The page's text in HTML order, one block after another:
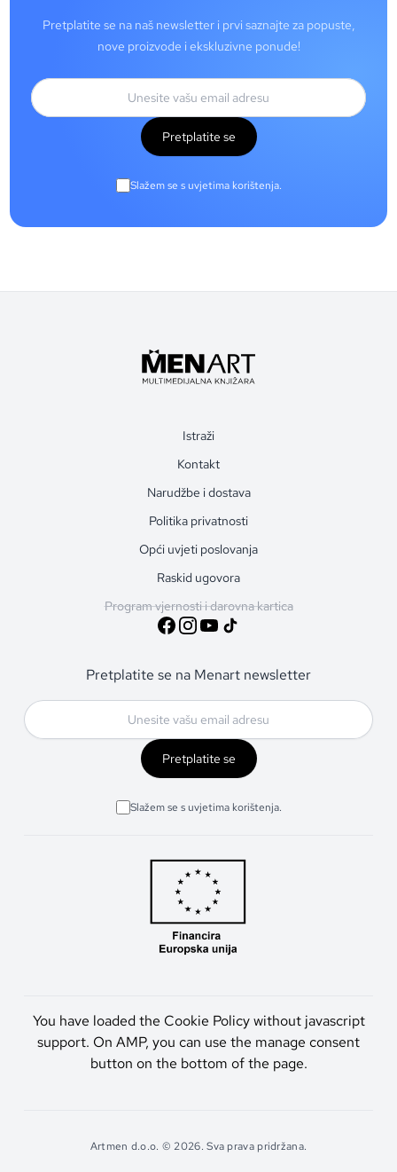
Pretplatite se na naš newsletter i prvi saznajte za popuste,
nove proizvode i ekskluzivne ponude!
Pretplatite se
Slažem se s uvjetima korištenja.
Istraži
Kontakt
Narudžbe i dostava
Politika privatnosti
Opći uvjeti poslovanja
Raskid ugovora
Program vjernosti i darovna kartica
Pretplatite se na Menart newsletter
Pretplatite se
Slažem se s uvjetima korištenja.
You have loaded the Cookie Policy without javascript
support. On AMP, you can use the manage consent
button on the bottom of the page.
Artmen d.o.o. © 2026. Sva prava pridržana.